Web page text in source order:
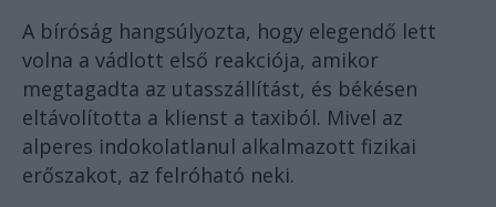
A bíróság hangsúlyozta, hogy elegendő lett
volna a vádlott első reakciója, amikor
megtagadta az utasszállítást, és békésen
eltávolította a klienst a taxiból. Mivel az
alperes indokolatlanul alkalmazott fizikai
erőszakot, az felróható neki.